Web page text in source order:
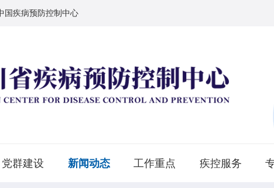
国疾病预防控制中心
党群建设 新闻动态 工作重点 疾控服务